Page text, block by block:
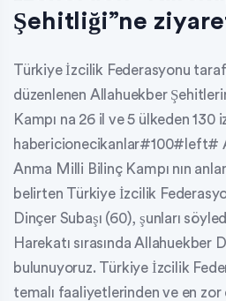
Şehitliği”ne
Türkiye İzcilik Federasyonu
düzenlenen Allahuekber
Kampı na 26 il ve 5 ülkeden 130
habericionecikanlar#100#left#
Anma Milli Bilinç Kampı nın
belirten Türkiye İzcilik
Dinçer Subaşı (60), şunları
Harekatı sırasında Allahuekber
bulunuyoruz. Türkiye İzcilik
temalı faaliyetlerinden ve en